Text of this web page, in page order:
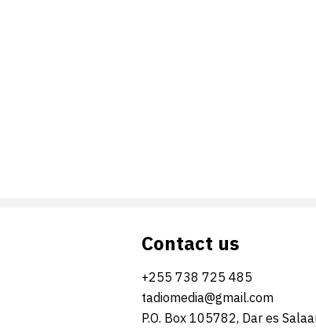
Contact us
+255 738 725 485
tadiomedia@gmail.com
P.O. Box 105782, Dar es